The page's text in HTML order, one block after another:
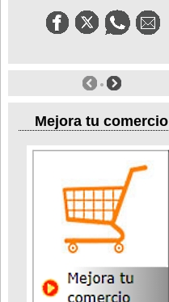
Mejora tu comercio